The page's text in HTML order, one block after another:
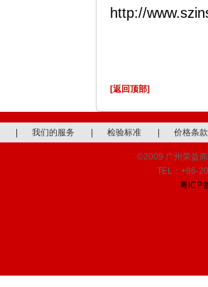
http://
[返回顶部]
我们的服务 检验标准 价格条款
©2009 广州荣益
TEL：+86-
粤ICP